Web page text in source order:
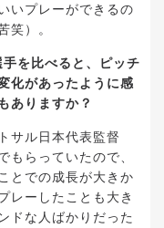
いプレーができるの
笑）。
を比べると、ピッチ
化があったように感
ありますか？
サル日本代表監督
もらっていたので、
とでの成長が大きか
レーしたことも大き
ドな人ばかりだった